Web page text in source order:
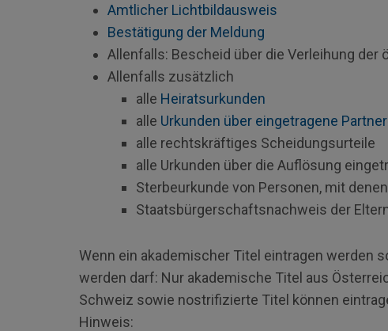
Amtlicher Lichtbildausweis
Bestätigung der Meldung
Allenfalls: Bescheid über die Verleihung
Allenfalls zusätzlich
alle Heiratsurkunden
alle Urkunden über eingetragene
alle rechtskräftiges Scheidungsurteile
alle Urkunden über die Auflösung
Sterbeurkunde von Personen, mit
Staatsbürgerschaftsnachweis der
Wenn ein akademischer Titel eintragen werden
werden darf: Nur akademische Titel aus
Schweiz sowie nostrifizierte Titel können
Hinweis: